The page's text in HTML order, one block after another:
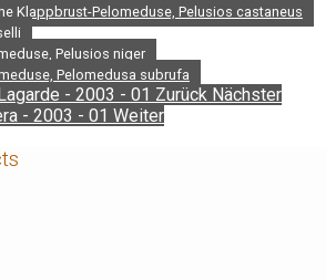
Klappbrust-Pelomeduse, Pelusios castaneus
Pelusios niger
Pelomedusa subrufa
- 2003 - 01 Zurück Nächster
- 2003 - 01 Weiter